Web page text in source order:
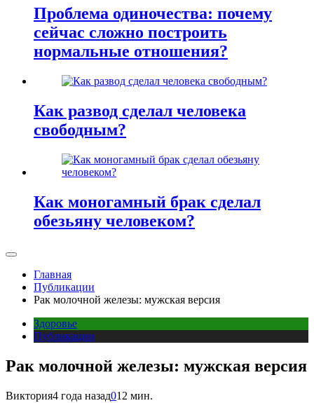
Проблема одиночества: почему
сейчас сложно построить
нормальные отношения?
Как развод сделал человека
свободным?
Как моногамный брак сделал
обезьяну человеком?
Главная
Публикации
Рак молочной железы: мужская версия
Здоровье
Публикации
Рак молочной железы: мужская версия
Виктория4 года назад012 мин.